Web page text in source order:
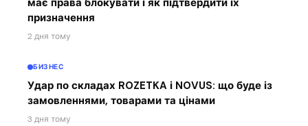
призначення
2 дня тому
БИЗНЕС
Удар по складах ROZETKA і NOVUS: що буде із
замовленнями, товарами та цінами
3 дня тому